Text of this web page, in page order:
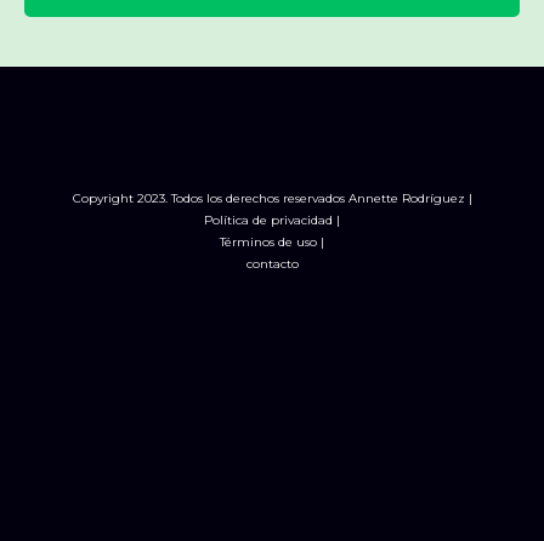
Copyright 2023. Todos los derechos reservados Annette Rodríguez |
Política de privacidad |
Términos de uso |
contacto